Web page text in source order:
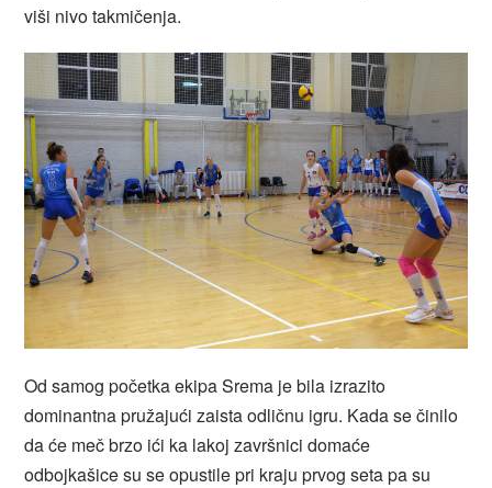
viši nivo takmičenja.
Od samog početka ekipa Srema je bila izrazito
dominantna pružajući zaista odličnu igru. Kada se činilo
da će meč brzo ići ka lakoj završnici domaće
odbojkašice su se opustile pri kraju prvog seta pa su